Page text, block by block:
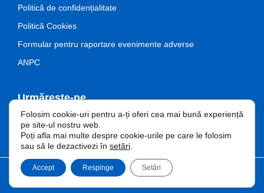
Politică de confidențialitate
Politică Cookies
Formular pentru raportare evenimente adverse
ANPC
Urmărește-ne
© 2026 STADA Romania, toate drepturile rezervate. Web Design
Folosim cookie-uri pentru a-ți oferi cea mai bună experiență
pe site-ul nostru web.
Poți afla mai multe despre cookie-urile pe care le folosim
sau să le dezactivezi în setări
Accept Respinge Setări